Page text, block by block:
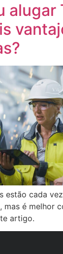
alugar
estão cada
mas é melhor
artigo.